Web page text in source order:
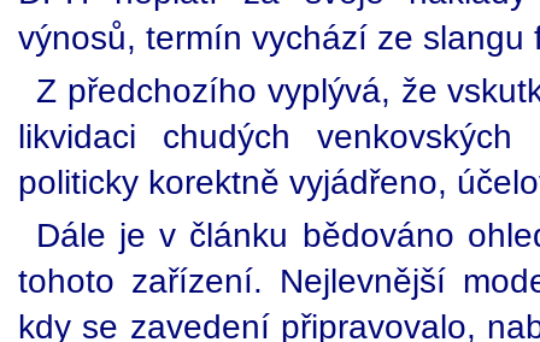
výnosů, termín vychází ze slangu
Z předchozího vyplývá, že
likvidaci chudých
politicky korektně vyjádřeno,
Dále je v článku bědováno
tohoto zařízení. Nejlevnější
kdy se zavedení připravovalo,